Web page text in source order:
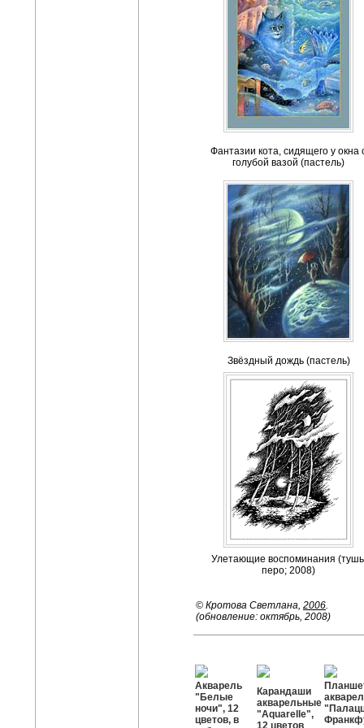
Фантазии кота, сидящего у окна
голубой вазой (пастель)
Звёздный дождь (пастель)
Улетающие воспоминания
перо; 2008)
© Кротова Светлана, 2006.
(обновление: октябрь, 2008)
Акварель
"Белые
ночи", 12
цветов, в
Карандаши
акварельные
"Aquarelle",
12 цветов